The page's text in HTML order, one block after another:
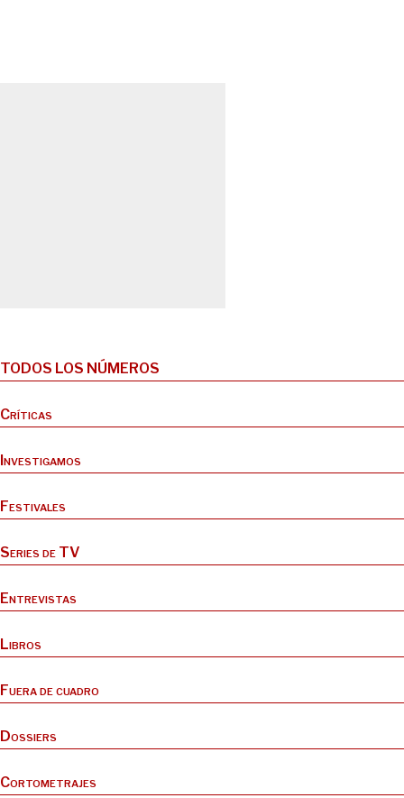
TODOS LOS NÚMEROS
Críticas
Investigamos
Festivales
Series de TV
Entrevistas
Libros
Fuera de cuadro
Dossiers
Cortometrajes